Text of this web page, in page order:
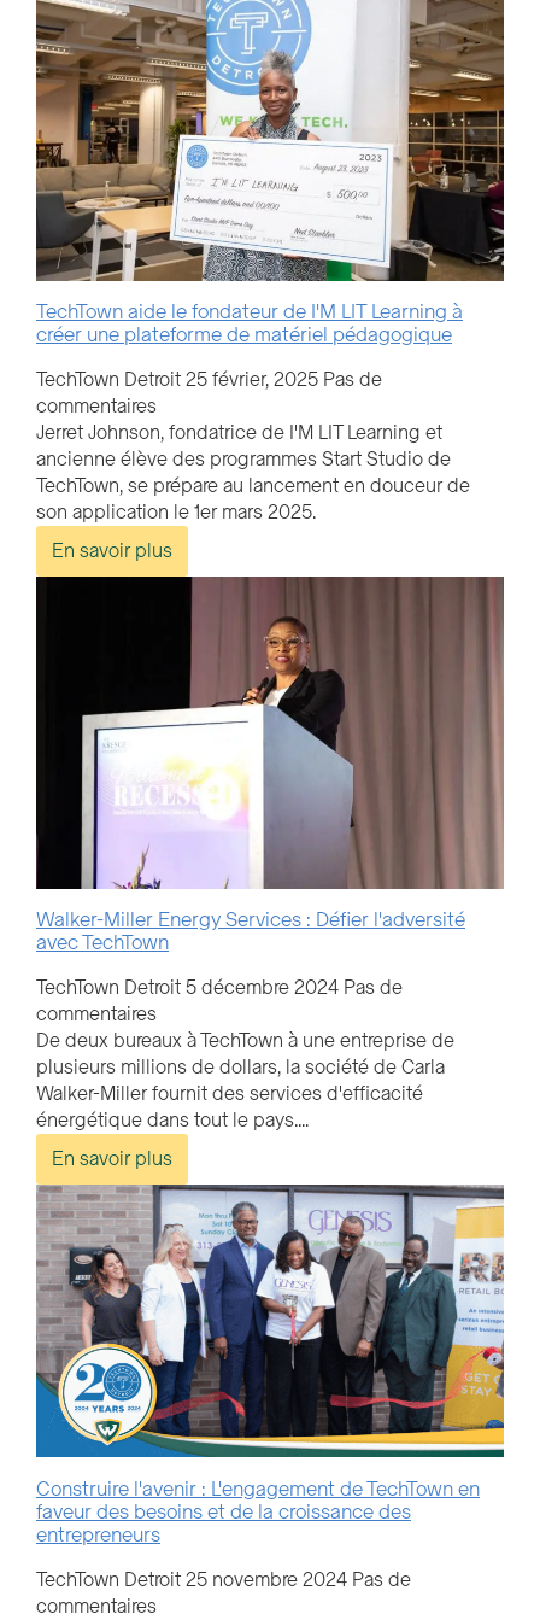
TechTown aide le fondateur de I'M LIT Learning à
créer une plateforme de matériel pédagogique
TechTown Detroit25 février, 2025 Pas de
commentaires
Jerret Johnson, fondatrice de I'M LIT Learning et
ancienne élève des programmes Start Studio de
TechTown, se prépare au lancement en douceur de
son application le 1er mars 2025.
En savoir plus
Walker-Miller Energy Services : Défier l'adversité
avec TechTown
TechTown Detroit 5 décembre 2024 Pas de
commentaires
De deux bureaux à TechTown à une entreprise de
plusieurs millions de dollars, la société de Carla
Walker-Miller fournit des services d'efficacité
énergétique dans tout le pays....
En savoir plus
Construire l'avenir : L'engagement de TechTown en
faveur des besoins et de la croissance des
entrepreneurs
TechTown Detroit25 novembre 2024 Pas de
commentaires